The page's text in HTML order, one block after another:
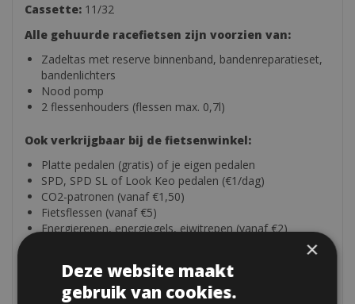
Cassette: 11/32
Alle gehuurde racefietsen zijn voorzien van:
Zadeltas met reserve binnenband, bandenreparatieset,
bandenlichters
Nood pomp
2 flessenhouders (flessen max. 0,7l)
Ook verkrijgbaar bij de fietsenwinkel:
Platte pedalen (gratis) of je eigen pedalen
SPD, SPD SL of Look Keo pedalen (€1/dag)
CO2-patronen (vanaf €1,50)
Fietsflessen (vanaf €5)
Energierepen, energiegels, eiwitrepen (vanaf €2)
Maten:
×
Deze website maakt
gebruik van cookies.